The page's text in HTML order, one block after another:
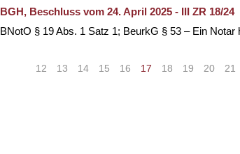
BGH, Beschluss vom 24. April 2025 - III ZR 18/24
BNotO § 19 Abs. 1 Satz 1; BeurkG § 53 – Ein
12 13 14 15 16 17 18 19 20 21